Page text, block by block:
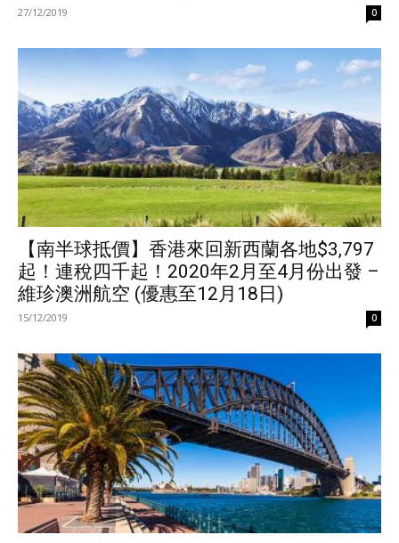
27/12/2019 0
【南半球抵價】香港來回新西蘭各地$3,797
起！連稅四千起！2020年2月至4月份出發 –
維珍澳洲航空 (優惠至12月18日)
15/12/2019 0